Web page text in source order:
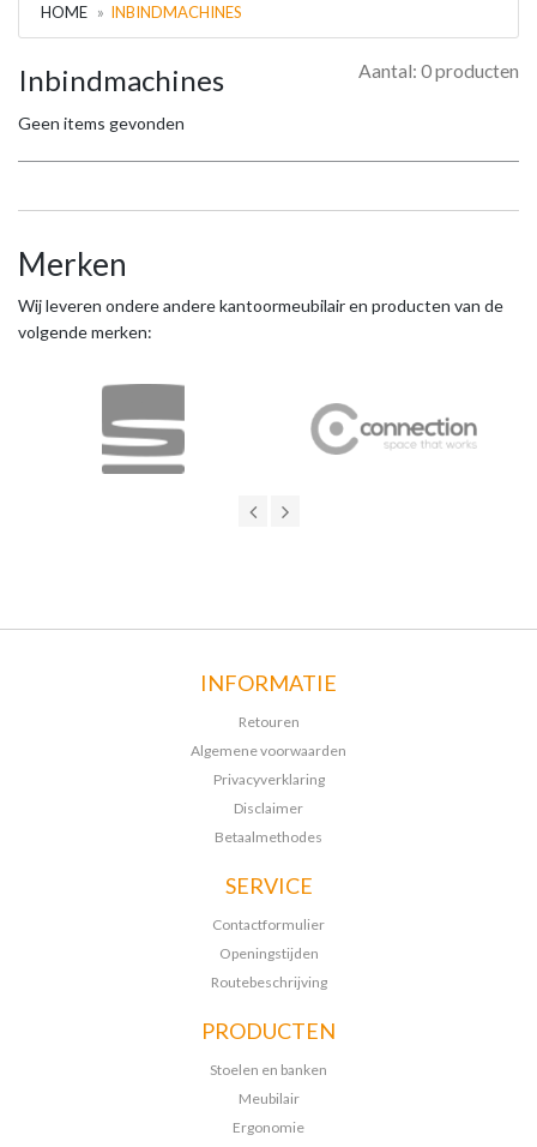
HOME INBINDMACHINES
Inbindmachines Aantal: 0 producten
Geen items gevonden
Merken
Wij leveren ondere andere kantoormeubilair en producten van de
volgende merken:
INFORMATIE
Retouren
Algemene voorwaarden
Privacyverklaring
Disclaimer
Betaalmethodes
SERVICE
Contactformulier
Openingstijden
Routebeschrijving
PRODUCTEN
Stoelen en banken
Meubilair
Ergonomie